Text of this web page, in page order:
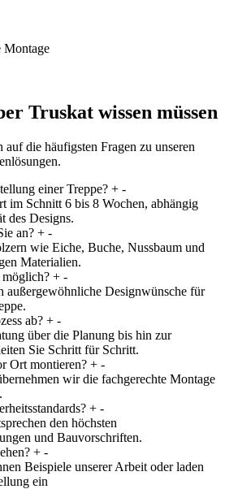
Montage
Truskat wissen müssen
die häufigsten Fragen zu unseren
einer Treppe? + -
im Schnitt 6 bis 8 Wochen, abhängig
des Designs.
an? + -
wie Eiche, Buche, Nussbaum und
Materialien.
+ -
außergewöhnliche Designwünsche für
ab? + -
über die Planung bis hin zur
Sie Schritt für Schritt.
Ort montieren? + -
wir die fachgerechte Montage
+ -
den höchsten
und Bauvorschriften.
+ -
Beispiele unserer Arbeit oder laden
ein